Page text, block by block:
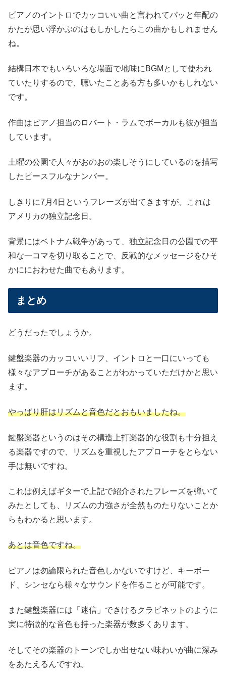
ピアノのイントロでカッコいい曲と言われてパッと年配の
かたが思い浮かぶのはもしかしたらこの曲かもしれません
ね。
結構日本でもいろいろな場面で地味にBGMとして使われ
ていたりするので、聴いたことある方も多いかもしれない
です。
作曲はピアノ担当のロバート・ラムでボーカルも彼が担当
しています。
土曜の公園で人々がおのおの楽しそうにしているのを描写
したピースフルなナンバー。
しきりに7月4日というフレーズが出てきますが、これは
アメリカの独立記念日。
背景にはベトナム戦争があって、独立記念日の公園での平
和な一コマを切り取ることで、反戦的なメッセージをひそ
かににおわせた曲でもあります。
まとめ
どうだったでしょうか。
鍵盤楽器のカッコいいリフ、イントロと一口にいっても
様々なアプローチがあることがわかっていただけかと思い
ます。
やっぱり肝はリズムと音色だとおもいましたね。
鍵盤楽器というのはその構造上打楽器的な役割も十分担え
る楽器ですので、リズムを重視したアプローチをとらない
手は無いですね。
これは例えばギターで上記で紹介されたフレーズを弾いて
みたとしても、リズムの力強さが全然ものたりないことか
らもわかると思います。
あとは音色ですね。
ピアノは勿論限られた音色しかないですけど、キーボー
ド、シンセなら様々なサウンドを作ることが可能です。
また鍵盤楽器には「迷信」できけるクラビネットのように
実に特徴的な音色も持った楽器が数多くあります。
そしてその楽器のトーンでしか出せない味わいが曲に深み
をあたえるんですね。